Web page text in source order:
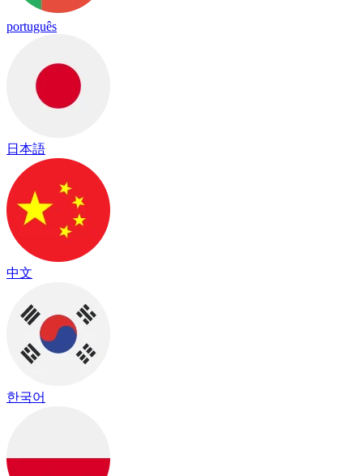
português
日本語
中文
한국어